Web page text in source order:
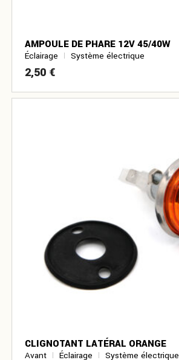
AMPOULE DE PHARE 12V 45/40W
Éclairage Système électrique
2,50 €
CLIGNOTANT LATÉRAL ORANGE
Avant Éclairage Système électrique